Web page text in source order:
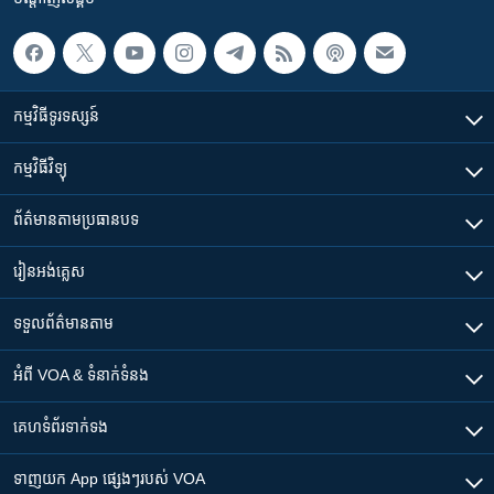
កម្មវិធី​ទូរទស្សន៍
កម្មវិធី​វិទ្យុ
ព័ត៌មាន​តាមប្រធានបទ​
រៀន​​អង់គ្លេស
ទទួល​ព័ត៌មាន​តាម
អំពី​ VOA & ទំនាក់ទំនង
គេហទំព័រ​​ទាក់ទង
ទាញយក​ App ផ្សេងៗ​របស់​ VOA